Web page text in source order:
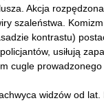
Akcja
szaleństwa.
kontrastu)
usiłują
cugle prowadzonego
widzów od